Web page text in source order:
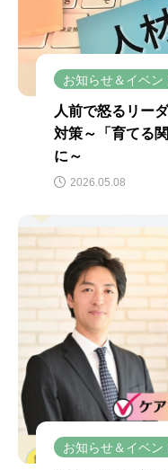
お知らせ＆イベン
人前で怒るリー
対策～「育てる
に～
2026.05.08
お知らせ＆イベン